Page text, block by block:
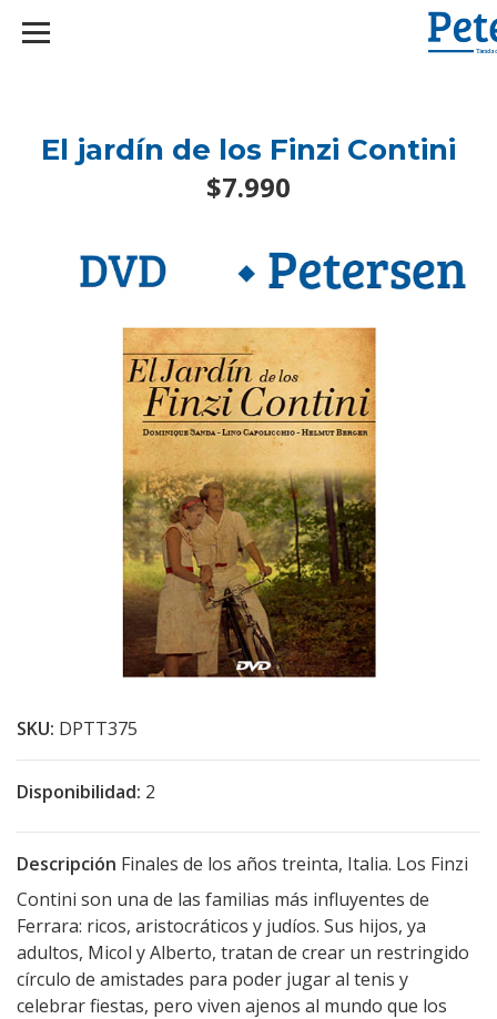
El jardín de los Finzi Contini
$7.990
SKU: DPTT375
Disponibilidad: 2
Descripción Finales de los años treinta, Italia. Los Finzi
Contini son una de las familias más influyentes de
Ferrara: ricos, aristocráticos y judíos. Sus hijos, ya
adultos, Micol y Alberto, tratan de crear un restringido
círculo de amistades para poder jugar al tenis y
celebrar fiestas, pero viven ajenos al mundo que los